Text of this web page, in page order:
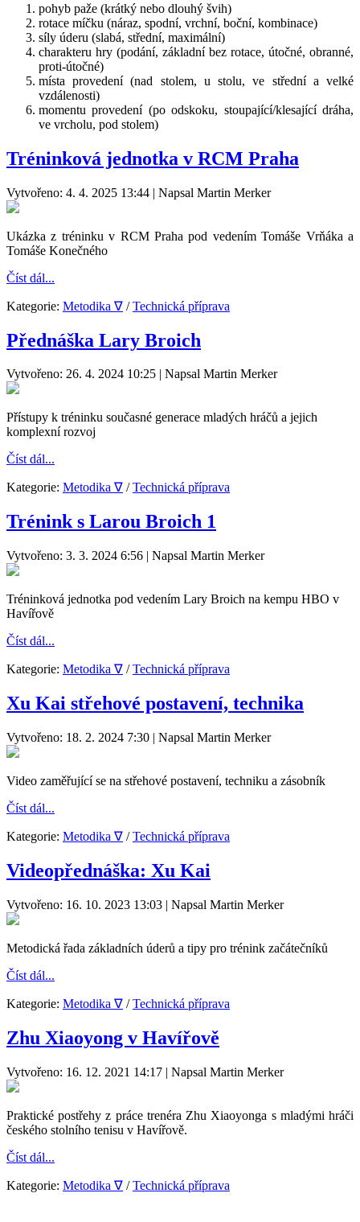
pohyb paže (krátký nebo dlouhý švih)
rotace míčku (náraz, spodní, vrchní, boční, kombinace)
síly úderu (slabá, střední, maximální)
charakteru hry (podání, základní bez rotace, útočné, obranné,
proti-útočné)
místa provedení (nad stolem, u stolu, ve střední a velké
vzdálenosti)
momentu provedení (po odskoku, stoupající/klesající dráha,
ve vrcholu, pod stolem)
Tréninková jednotka v RCM Praha
Vytvořeno: 4. 4. 2025 13:44 | Napsal Martin Merker
Ukázka z tréninku v RCM Praha pod vedením Tomáše Vrňáka a
Tomáše Konečného
Číst dál...
Kategorie: Metodika ∇ /Technická příprava
Přednáška Lary Broich
Vytvořeno: 26. 4. 2024 10:25 | Napsal Martin Merker
Přístupy k tréninku současné generace mladých hráčů a jejich
komplexní rozvoj
Číst dál...
Kategorie: Metodika ∇ /Technická příprava
Trénink s Larou Broich 1
Vytvořeno: 3. 3. 2024 6:56 | Napsal Martin Merker
Tréninková jednotka pod vedením Lary Broich na kempu HBO v
Havířově
Číst dál...
Kategorie: Metodika ∇ /Technická příprava
Xu Kai střehové postavení, technika
Vytvořeno: 18. 2. 2024 7:30 | Napsal Martin Merker
Video zaměřující se na střehové postavení, techniku a zásobník
Číst dál...
Kategorie: Metodika ∇ /Technická příprava
Videopřednáška: Xu Kai
Vytvořeno: 16. 10. 2023 13:03 | Napsal Martin Merker
Metodická řada základních úderů a tipy pro trénink začátečníků
Číst dál...
Kategorie: Metodika ∇ /Technická příprava
Zhu Xiaoyong v Havířově
Vytvořeno: 16. 12. 2021 14:17 | Napsal Martin Merker
Praktické postřehy z práce trenéra Zhu Xiaoyonga s mladými hráči
českého stolního tenisu v Havířově.
Číst dál...
Kategorie: Metodika ∇ /Technická příprava